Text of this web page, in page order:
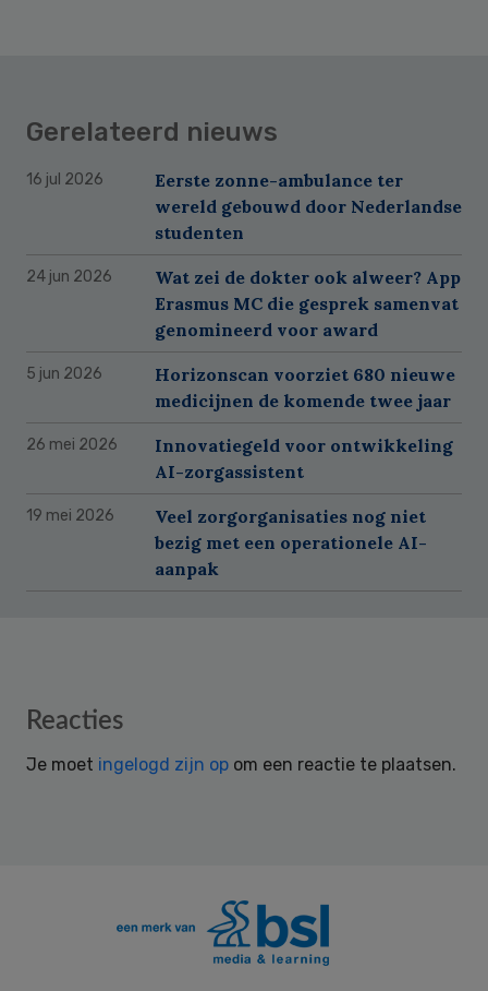
Gerelateerd nieuws
16 jul 2026
Eerste zonne-ambulance ter
wereld gebouwd door Nederlandse
studenten
24 jun 2026
Wat zei de dokter ook alweer? App
Erasmus MC die gesprek samenvat
genomineerd voor award
5 jun 2026
Horizonscan voorziet 680 nieuwe
medicijnen de komende twee jaar
26 mei 2026
Innovatiegeld voor ontwikkeling
AI-zorgassistent
19 mei 2026
Veel zorgorganisaties nog niet
bezig met een operationele AI-
aanpak
Reader
Reacties
Je moet ingelogd zijn op om een reactie te plaatsen.